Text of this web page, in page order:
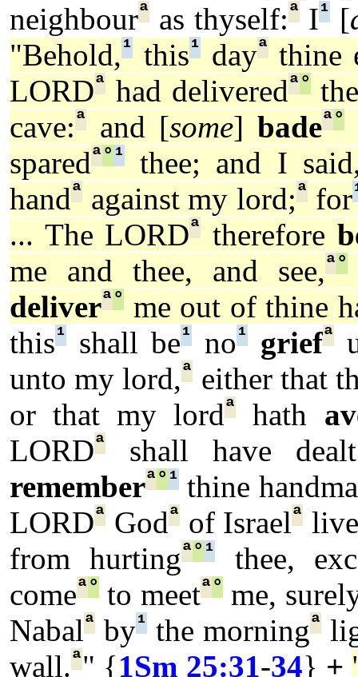
neighbourª as thyself:ªI¹ [
"Behold,¹ this¹dayª thine
LORDª had deliveredª°
cave:ª and [some]badeª°
sparedª° ¹
thee; and I
handª against my lord;ª for
... The LORDª therefore
me and thee, and see,ª°
deliverª° me out of thine
this¹ shall be¹ no¹ griefª
unto my lord,ª either that
or that my lordª hath
LORDª
shall have
rememberª° ¹ thine
LORDª Godªof Israelª
from hurtingª° ¹
thee,
comeª° to meetª°me,
Nabalª by¹ the morningª
wall.ª" {1Sm 25:31-34} +